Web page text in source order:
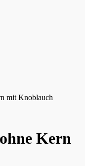
mit Knoblauch
Kern